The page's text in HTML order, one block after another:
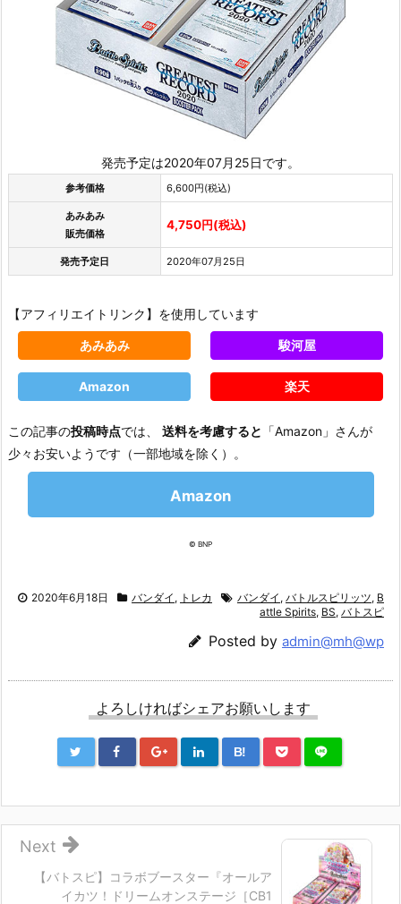
発売予定は2020年07月25日です。
参考価格 6,600円(税込)
あみあみ
販売価格
4,750円(税込)
発売予定日 2020年07月25日
【アフィリエイトリンク】を使用しています
あみあみ 駿河屋
Amazon 楽天
この記事の投稿時点では、 送料を考慮すると 「Amazon」さんが
少々お安いようです（一部地域を除く）。
Amazon
© BNP
2020年6月18日 バンダイ , トレカ バンダイ , バトルスピリッツ, B
attle Spirits, BS, バトスピ
Posted by admin@mh@wp
よろしければシェアお願いします
B!
【バトスピ】コラボブースター『オールア
イカツ！ドリームオンステージ［CB1
Next